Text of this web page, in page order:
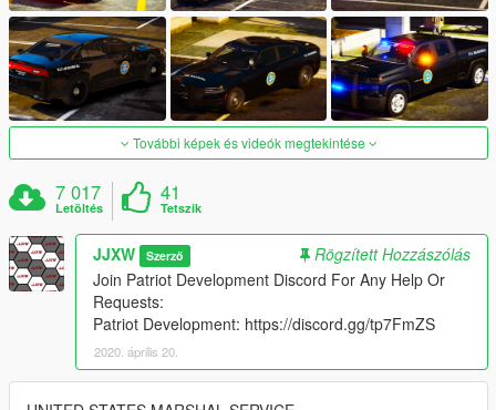
További képek és videók megtekintése
7 017
Letöltés
41
Tetszik
JJXW Szerző
Rögzített Hozzászólás
Join Patriot Development Discord For Any Help Or
Requests:
Patriot Development: https://discord.gg/tp7FmZS
2020. április 20.